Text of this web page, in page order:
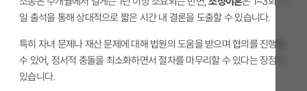
일 출석을 통해 상대적으로 짧은 시간 내 결론을 도출할 수 있습니다.
특히 자녀 문제나 재산 문제에 대해 법원의 도움을 받으며 협의를 진행할
수 있어, 정서적 충돌을 최소화하면서 절차를 마무리할 수 있다는 장점이
있습니다.